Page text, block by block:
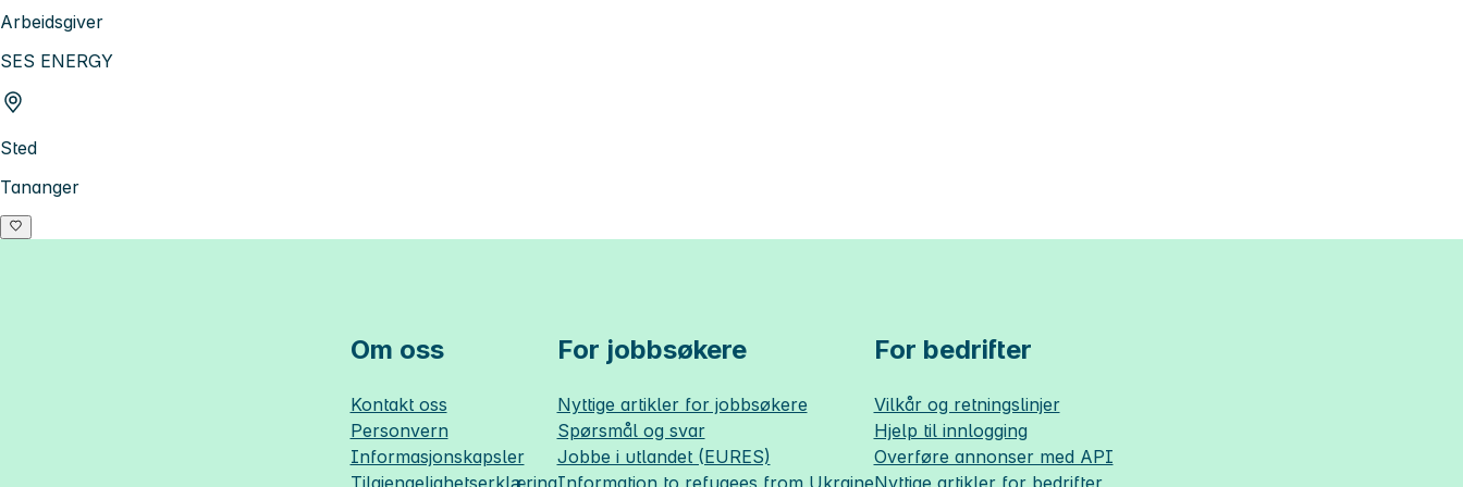
Arbeidsgiver
SES ENERGY
Sted
Tananger
Om oss
Kontakt oss
Personvern
Informasjonskapsler
Tilgjengelighetserklæring
For jobbsøkere
Nyttige artikler for jobbsøkere
Spørsmål og svar
Jobbe i utlandet (EURES)
Information to refugees from Ukraine
For bedrifter
Vilkår og retningslinjer
Hjelp til innlogging
Overføre annonser med API
Nyttige artikler for bedrifter